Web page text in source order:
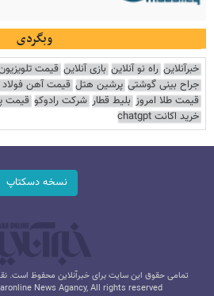
وبگردی
خبرآنلاین راه نو آنلاین بازی آنلاین قیمت
جراح بینی گوشتی پرشین هتل قیمت آهن فولاد
قیمت طلا امروز بلیط قطار شرکت رادوکو قیمت
خرید اکانت chatgpt
نسخه دسکتاپ
تمامی حقوق این سایت برای خبرآنلاین محفوظ است.
News Agancy, All rights reserved